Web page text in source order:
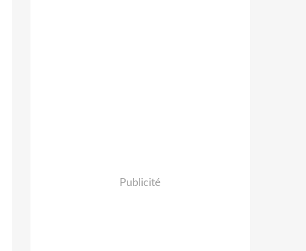
Publicité